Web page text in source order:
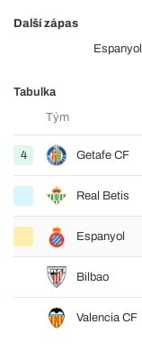
Další zápas
Espanyol
Tabulka
Tým
4 Getafe CF
Real Betis
Espanyol
Bilbao
Valencia CF